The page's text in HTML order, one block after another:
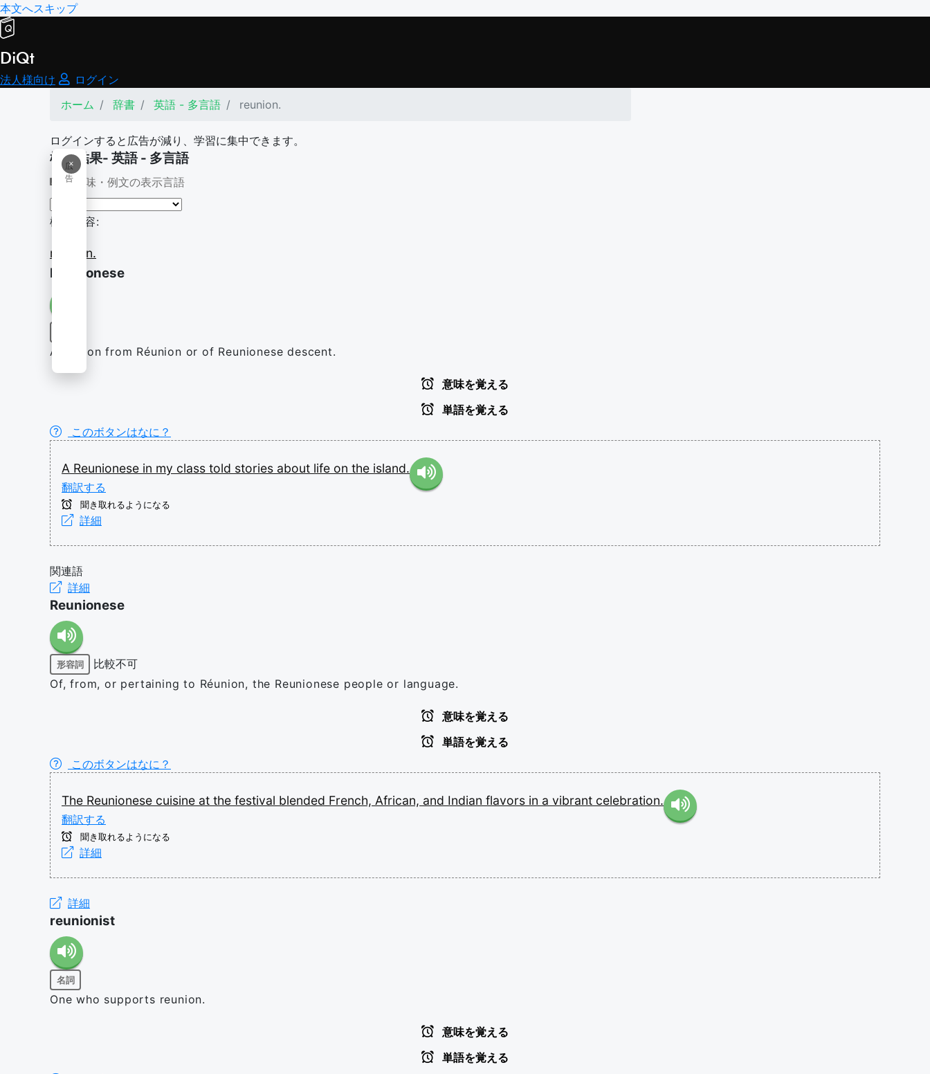
本文へスキップ
DiQt
法人様向け
ログイン
ホーム
辞書 英語 - 多言語 reunion.
ログインすると広告が減り、学習に集中できます。
×
広
告
検索結果- 英語 - 多言語
意味・例文の表示言語
検索内容:
reunion.
Reunionese
A person from Réunion or of Reunionese descent.
意味を覚える
単語を覚える
このボタンはなに？
A Reunionese in my class told stories about life on the island.
翻訳する
聞き取れるようになる
詳細
関連語
詳細
Reunionese
形容詞
比較不可
Of, from, or pertaining to Réunion, the Reunionese people or language.
意味を覚える
単語を覚える
このボタンはなに？
The Reunionese cuisine at the festival blended French, African, and Indian flavors in a vibrant celebration.
翻訳する
聞き取れるようになる
詳細
詳細
reunionist
名詞
One who supports reunion.
意味を覚える
単語を覚える